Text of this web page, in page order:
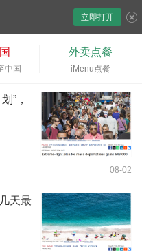
立即打开
中国
外卖点餐
iMenu点餐
”，
08-02
天最